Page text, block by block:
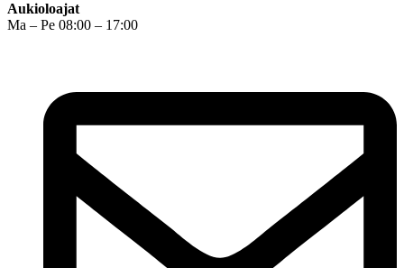
Aukioloajat
Ma – Pe 08:00 – 17:00